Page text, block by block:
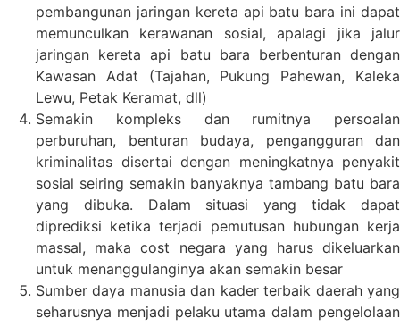
pembangunan jaringan kereta api batu bara ini dapat
memunculkan kerawanan sosial, apalagi jika jalur
jaringan kereta api batu bara berbenturan dengan
Kawasan Adat (Tajahan, Pukung Pahewan, Kaleka
Lewu, Petak Keramat, dll)
Semakin kompleks dan rumitnya persoalan
perburuhan, benturan budaya, pengangguran dan
kriminalitas disertai dengan meningkatnya penyakit
sosial seiring semakin banyaknya tambang batu bara
yang dibuka. Dalam situasi yang tidak dapat
diprediksi ketika terjadi pemutusan hubungan kerja
massal, maka cost negara yang harus dikeluarkan
untuk menanggulanginya akan semakin besar
Sumber daya manusia dan kader terbaik daerah yang
seharusnya menjadi pelaku utama dalam pengelolaan